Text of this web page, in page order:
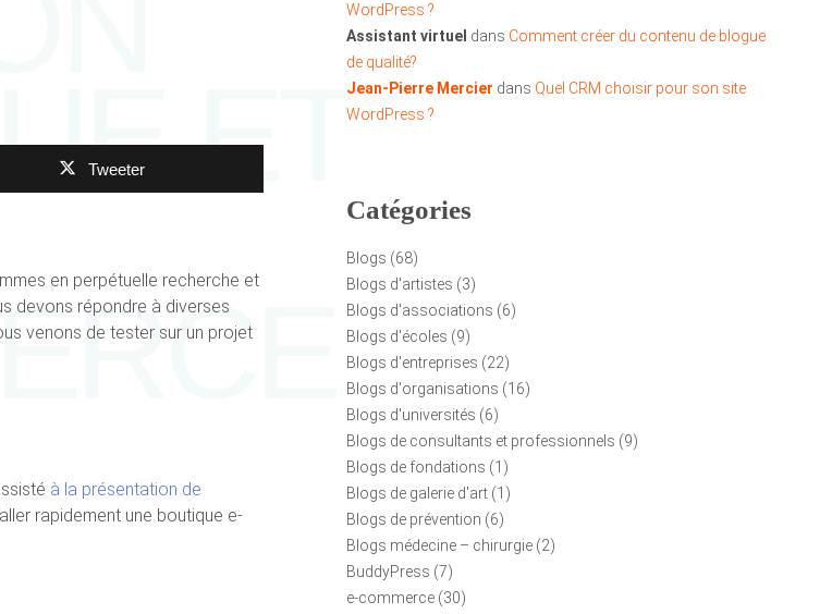
ET
Tweeter
en perpétuelle recherche et
devons répondre à diverses
venons de tester sur un projet
à la présentation de
rapidement une boutique e-
WordPress ?
Assistant virtuel dans Comment créer du contenu de blogue
de qualité?
Jean-Pierre Mercier dans Quel CRM choisir pour son site
WordPress ?
Catégories
Blogs (68)
Blogs d'artistes (3)
Blogs d'associations (6)
Blogs d'écoles (9)
Blogs d'entreprises (22)
Blogs d'organisations (16)
Blogs d'universités (6)
Blogs de consultants et professionnels (9)
Blogs de fondations (1)
Blogs de galerie d'art(1)
Blogs de prévention (6)
Blogs médecine – chirurgie(2)
BuddyPress (7)
e-commerce(30)